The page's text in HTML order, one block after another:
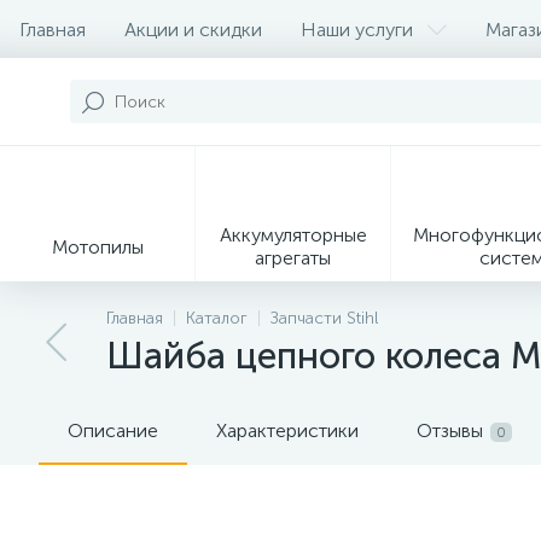
Главная Акции и скидки Наши услуги
Контакты
Мотопилы
Аккумуляторные
агрегаты
Садовые
Садовые
Главная Каталог Запчасти Stihl
Шайба цепного колеса
Описание Характеристики Отзывы 0